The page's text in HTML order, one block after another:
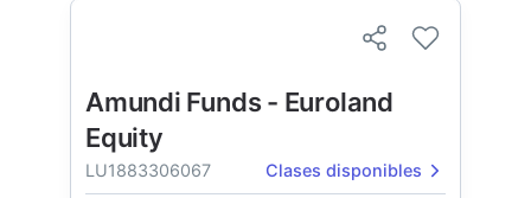
Amundi Funds - Euroland
Equity
LU1883306067 Clases disponibles